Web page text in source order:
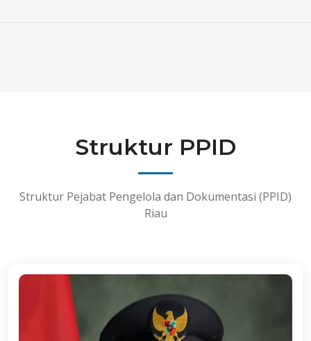
Struktur PPID
Struktur Pejabat Pengelola dan Dokumentasi (PPID)
Riau